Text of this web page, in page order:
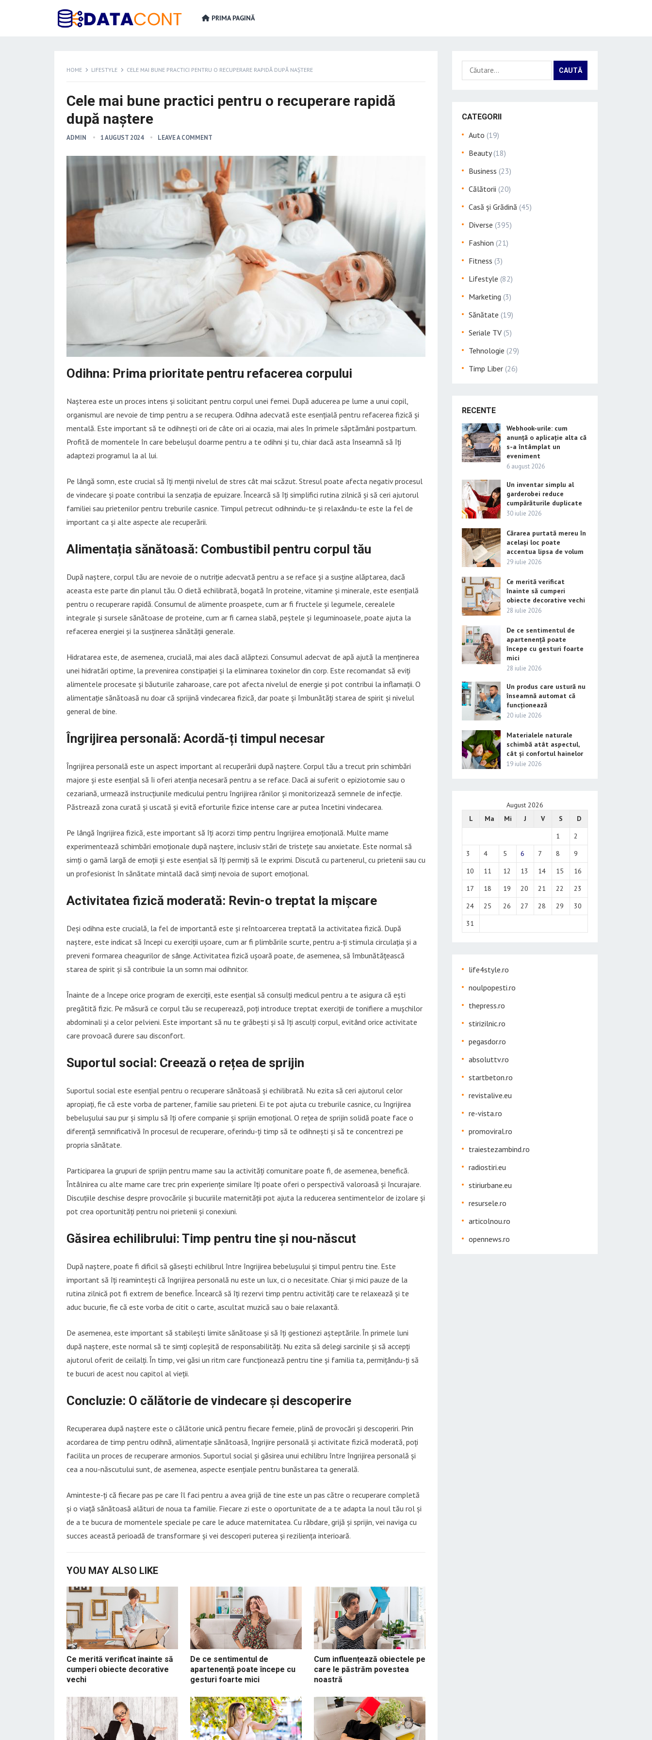
PRIMA PAGINĂ
HOME LIFESTYLE CELE MAI BUNE PRACTICI PENTRU O RECUPERARE RAPIDĂ DUPĂ NAȘTERE
Cele mai bune practici pentru o recuperare rapidă
după naștere
ADMIN 1 AUGUST 2024 LEAVE A COMMENT
Odihna: Prima prioritate pentru refacerea corpului
Nașterea este un proces intens și solicitant pentru corpul unei femei. După aducerea pe lume a unui copil,
organismul are nevoie de timp pentru a se recupera. Odihna adecvată este esențială pentru refacerea fizică și
mentală. Este important să te odihnești ori de câte ori ai ocazia, mai ales în primele săptămâni postpartum.
Profită de momentele în care bebelușul doarme pentru a te odihni și tu, chiar dacă asta înseamnă să îți
adaptezi programul la al lui.
Pe lângă somn, este crucial să îți menții nivelul de stres cât mai scăzut. Stresul poate afecta negativ procesul
de vindecare și poate contribui la senzația de epuizare. Încearcă să îți simplifici rutina zilnică și să ceri ajutorul
familiei sau prietenilor pentru treburile casnice. Timpul petrecut odihnindu-te și relaxându-te este la fel de
important ca și alte aspecte ale recuperării.
Alimentația sănătoasă: Combustibil pentru corpul tău
După naștere, corpul tău are nevoie de o nutriție adecvată pentru a se reface și a susține alăptarea, dacă
aceasta este parte din planul tău. O dietă echilibrată, bogată în proteine, vitamine și minerale, este esențială
pentru o recuperare rapidă. Consumul de alimente proaspete, cum ar fi fructele și legumele, cerealele
integrale și sursele sănătoase de proteine, cum ar fi carnea slabă, peștele și leguminoasele, poate ajuta la
refacerea energiei și la susținerea sănătății generale.
Hidratarea este, de asemenea, crucială, mai ales dacă alăptezi. Consumul adecvat de apă ajută la menținerea
unei hidratări optime, la prevenirea constipației și la eliminarea toxinelor din corp. Este recomandat să eviți
alimentele procesate și băuturile zaharoase, care pot afecta nivelul de energie și pot contribui la inflamații. O
alimentație sănătoasă nu doar că sprijină vindecarea fizică, dar poate și îmbunătăți starea de spirit și nivelul
general de bine.
Îngrijirea personală: Acordă-ți timpul necesar
Îngrijirea personală este un aspect important al recuperării după naștere. Corpul tău a trecut prin schimbări
majore și este esențial să îi oferi atenția necesară pentru a se reface. Dacă ai suferit o epiziotomie sau o
cezariană, urmează instrucțiunile medicului pentru îngrijirea rănilor și monitorizează semnele de infecție.
Păstrează zona curată și uscată și evită eforturile fizice intense care ar putea încetini vindecarea.
Pe lângă îngrijirea fizică, este important să îți acorzi timp pentru îngrijirea emoțională. Multe mame
experimentează schimbări emoționale după naștere, inclusiv stări de tristețe sau anxietate. Este normal să
simți o gamă largă de emoții și este esențial să îți permiți să le exprimi. Discută cu partenerul, cu prietenii sau cu
un profesionist în sănătate mintală dacă simți nevoia de suport emoțional.
Activitatea fizică moderată: Revin-o treptat la mișcare
Deși odihna este crucială, la fel de importantă este și reîntoarcerea treptată la activitatea fizică. După
naștere, este indicat să începi cu exerciții ușoare, cum ar fi plimbările scurte, pentru a-ți stimula circulația și a
preveni formarea cheagurilor de sânge. Activitatea fizică ușoară poate, de asemenea, să îmbunătățească
starea de spirit și să contribuie la un somn mai odihnitor.
Înainte de a începe orice program de exerciții, este esențial să consulți medicul pentru a te asigura că ești
pregătită fizic. Pe măsură ce corpul tău se recuperează, poți introduce treptat exerciții de tonifiere a mușchilor
abdominali și a celor pelvieni. Este important să nu te grăbești și să îți asculți corpul, evitând orice activitate
care provoacă durere sau disconfort.
Suportul social: Creează o rețea de sprijin
Suportul social este esențial pentru o recuperare sănătoasă și echilibrată. Nu ezita să ceri ajutorul celor
apropiați, fie că este vorba de partener, familie sau prieteni. Ei te pot ajuta cu treburile casnice, cu îngrijirea
bebelușului sau pur și simplu să îți ofere companie și sprijin emoțional. O rețea de sprijin solidă poate face o
diferență semnificativă în procesul de recuperare, oferindu-ți timp să te odihnești și să te concentrezi pe
propria sănătate.
Participarea la grupuri de sprijin pentru mame sau la activități comunitare poate fi, de asemenea, benefică.
Întâlnirea cu alte mame care trec prin experiențe similare îți poate oferi o perspectivă valoroasă și încurajare.
Discuțiile deschise despre provocările și bucuriile maternității pot ajuta la reducerea sentimentelor de izolare și
pot crea oportunități pentru noi prietenii și conexiuni.
Găsirea echilibrului: Timp pentru tine și nou-născut
După naștere, poate fi dificil să găsești echilibrul între îngrijirea bebelușului și timpul pentru tine. Este
important să îți reamintești că îngrijirea personală nu este un lux, ci o necesitate. Chiar și mici pauze de la
rutina zilnică pot fi extrem de benefice. Încearcă să îți rezervi timp pentru activități care te relaxează și te
aduc bucurie, fie că este vorba de citit o carte, ascultat muzică sau o baie relaxantă.
De asemenea, este important să stabilești limite sănătoase și să îți gestionezi așteptările. În primele luni
după naștere, este normal să te simți copleșită de responsabilități. Nu ezita să delegi sarcinile și să accepți
ajutorul oferit de ceilalți. În timp, vei găsi un ritm care funcționează pentru tine și familia ta, permițându-ți să
te bucuri de acest nou capitol al vieții.
Concluzie: O călătorie de vindecare și descoperire
Recuperarea după naștere este o călătorie unică pentru fiecare femeie, plină de provocări și descoperiri. Prin
acordarea de timp pentru odihnă, alimentație sănătoasă, îngrijire personală și activitate fizică moderată, poți
facilita un proces de recuperare armonios. Suportul social și găsirea unui echilibru între îngrijirea personală și
cea a nou-născutului sunt, de asemenea, aspecte esențiale pentru bunăstarea ta generală.
Aminteste-ți că fiecare pas pe care îl faci pentru a avea grijă de tine este un pas către o recuperare completă
și o viață sănătoasă alături de noua ta familie. Fiecare zi este o oportunitate de a te adapta la noul tău rol și
de a te bucura de momentele speciale pe care le aduce maternitatea. Cu răbdare, grijă și sprijin, vei naviga cu
succes această perioadă de transformare și vei descoperi puterea și reziliența interioară.
YOU MAY ALSO LIKE
Ce merită verificat înainte să
cumperi obiecte decorative
vechi
De ce sentimentul de
apartenență poate începe cu
gesturi foarte mici
Cum influențează obiectele pe
care le păstrăm povestea
noastră
Caută
după:
CATEGORII
Auto (19)
Beauty(18)
Business (23)
Călătorii (20)
Casă și Grădină (45)
Diverse (395)
Fashion (21)
Fitness (3)
Lifestyle (82)
Marketing (3)
Sănătate (19)
Seriale TV (5)
Tehnologie (29)
Timp Liber (26)
RECENTE
Webhook-urile: cum
anunță o aplicație alta că
s-a întâmplat un
eveniment
6 august 2026
Un inventar simplu al
garderobei reduce
cumpărăturile duplicate
30 iulie 2026
Cărarea purtată mereu în
același loc poate
accentua lipsa de volum
29 iulie 2026
Ce merită verificat
înainte să cumperi
obiecte decorative vechi
28 iulie 2026
De ce sentimentul de
apartenență poate
începe cu gesturi foarte
mici
28 iulie 2026
Un produs care ustură nu
înseamnă automat că
funcționează
20 iulie 2026
Materialele naturale
schimbă atât aspectul,
cât și confortul hainelor
19 iulie 2026
August 2026
L
Ma Mi J V S
D
1
2
3
4 5 6 7 8
9
10
11 12 13 14 15
16
17
18 19 20 21 22
23
24
25 26 27 28 29
30
31
life4style.ro
noulpopesti.ro
thepress.ro
stirizilnic.ro
pegasdor.ro
absoluttv.ro
startbeton.ro
revistalive.eu
re-vista.ro
promoviral.ro
traiestezambind.ro
radiostiri.eu
stiriurbane.eu
resursele.ro
articolnou.ro
opennews.ro